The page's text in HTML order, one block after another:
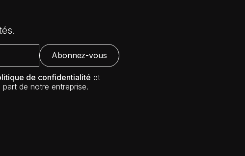
de confidentialité et
de notre entreprise.